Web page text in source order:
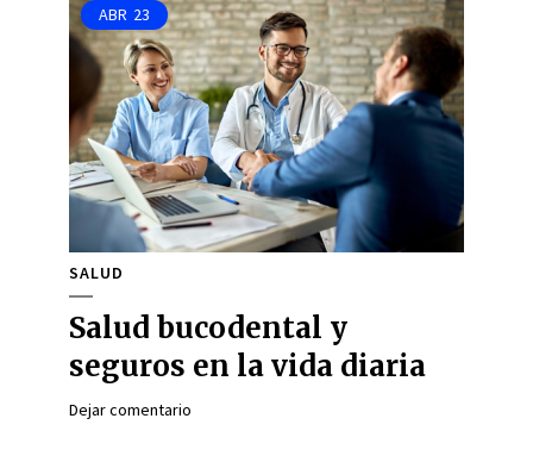
ABR 23
SALUD
Salud bucodental y
seguros en la vida diaria
Dejar comentario